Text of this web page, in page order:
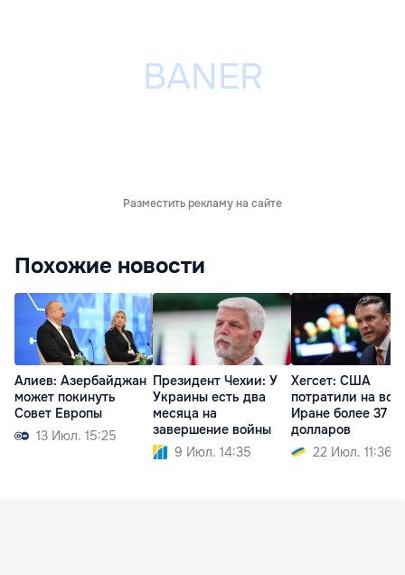
Разместить рекламу на сайте
Похожие новости
Алиев: Азербайджан
может покинуть
Совет Европы
13 Июл. 15:25
Президент Чехии: У
Украины есть два
месяца на
завершение войны
9 Июл. 14:35
Хегсет: США
потратили на
Иране более 37
долларов
22 Июл. 11:36